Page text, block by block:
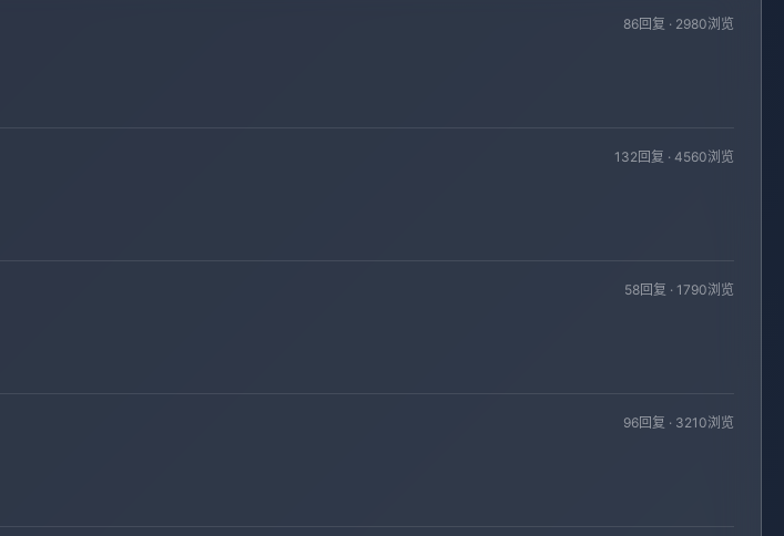
86回复 · 2980浏览
132回复 · 4560浏览
58回复 · 1790浏览
96回复 · 3210浏览